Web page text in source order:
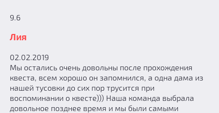
9.6
Лия
02.02.2019
Мы остались очень довольны после прохождения
квеста, всем хорошо он запомнился, а одна дама из
нашей тусовки до сих пор трусится при
воспоминании о квесте))) Наша команда выбрала
довольное позднее время и мы были самыми